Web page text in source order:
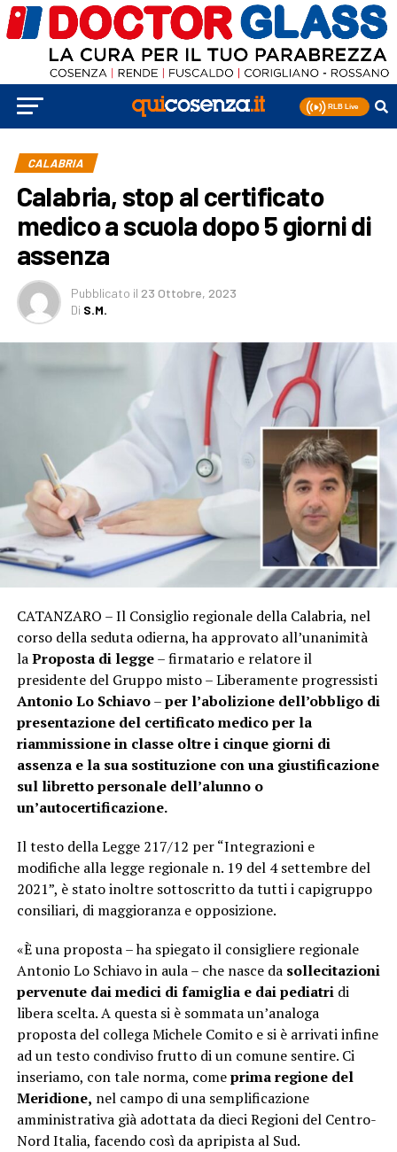
CALABRIA
Calabria, stop al certificato
medico a scuola dopo 5 giorni di
assenza
Pubblicato il 23 Ottobre, 2023
Di S.M.
CATANZARO – Il Consiglio regionale della Calabria, nel
corso della seduta odierna, ha approvato all’unanimità
laProposta di legge– firmatario e relatore il
presidente del Gruppo misto – Liberamente progressisti
Antonio Lo Schiavo–per l’abolizione dell’obbligo di
presentazione del certificato medico per la
riammissione in classe oltre i cinque giorni di
assenza e la sua sostituzione con una giustificazione
sul libretto personale dell’alunno o
un’autocertificazione.
Il testo della Legge 217/12 per “Integrazioni e
modifiche alla legge regionale n. 19 del 4 settembre del
2021”, è stato inoltre sottoscritto da tutti i capigruppo
consiliari, di maggioranza e opposizione.
«È una proposta – ha spiegato il consigliere regionale
Antonio Lo Schiavo in aula – che nasce da sollecitazioni
pervenute dai medici di famiglia e dai pediatridi
libera scelta. A questa si è sommata un’analoga
proposta del collega Michele Comito e si è arrivati infine
ad un testo condiviso frutto di un comune sentire. Ci
inseriamo, con tale norma, comeprima regione del
Meridione, nel campo di una semplificazione
amministrativa già adottata da dieci Regioni del Centro-
Nord Italia, facendo così da apripista al Sud.